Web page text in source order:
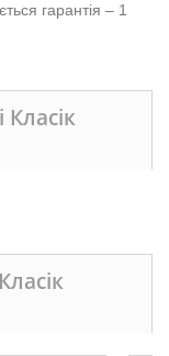
гарантія – 1
Класік